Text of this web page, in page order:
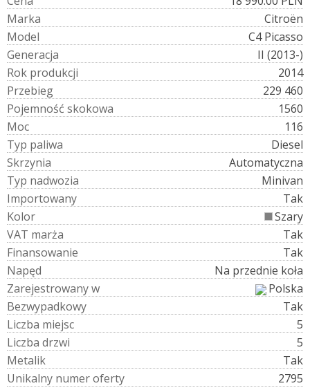
Marka
Citroën
Model
C4 Picasso
Generacja
II (2013-)
Rok produkcji
2014
Przebieg
229 460
Pojemność skokowa
1560
Moc
116
Typ paliwa
Diesel
Skrzynia
Automatyczna
Typ nadwozia
Minivan
Importowany
Tak
Kolor
Szary
VAT marża
Tak
Finansowanie
Tak
Napęd
Na przednie koła
Zarejestrowanyw
Polska
Bezwypadkowy
Tak
Liczba miejsc
5
Liczba drzwi
5
Metalik
Tak
Unikalny numeroferty
2795